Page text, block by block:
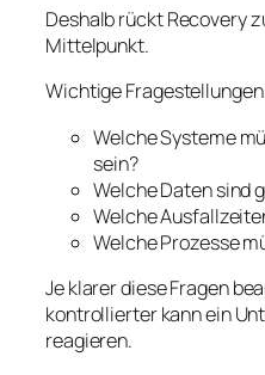
Deshalb rückt Recovery
Mittelpunkt.
Wichtige
Welche Systeme
sein?
Welche Daten sind
Welche
Welche Prozesse
Je klarer diese Fragen
kontrollierter kann ein
reagieren.